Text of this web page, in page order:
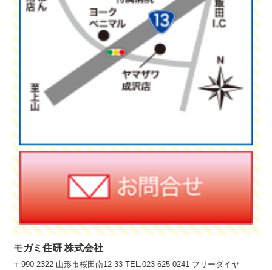
モガミ住研 株式会社
〒990-2322 山形市桜田南12-33 TEL.023-625-0241 フリーダイヤ